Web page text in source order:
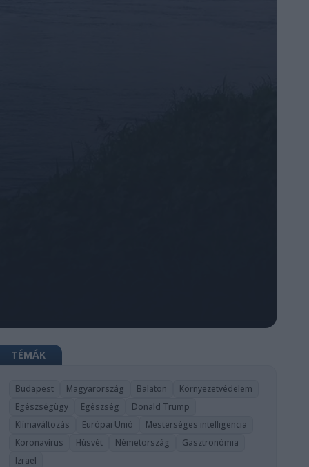
TÉMÁK
Budapest Magyarország Balaton
Környezetvédelem
Egészségügy
Egészség
Donald Trump
Klímaváltozás
Európai Unió
Mesterséges intelligencia
Koronavírus
Húsvét Németország
Gasztronómia
Izrael